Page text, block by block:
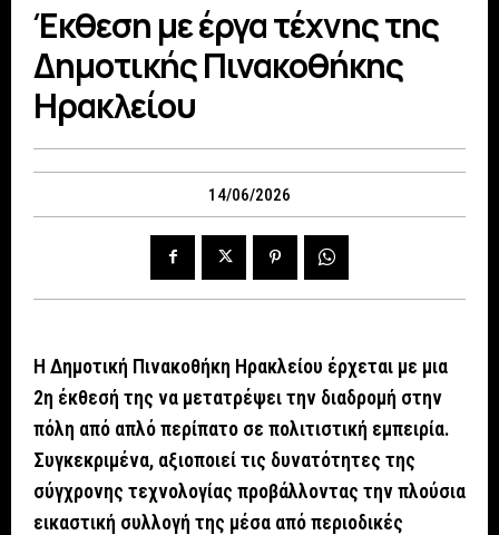
Έκθεση με έργα τέχνης της
Δημοτικής Πινακοθήκης
Ηρακλείου
14/06/2026
Η Δημοτική Πινακοθήκη Ηρακλείου έρχεται με μια
2η έκθεσή της να μετατρέψει την διαδρομή στην
πόλη από απλό περίπατο σε πολιτιστική εμπειρία.
Συγκεκριμένα, αξιοποιεί τις δυνατότητες της
σύγχρονης τεχνολογίας προβάλλοντας την πλούσια
εικαστική συλλογή της μέσα από περιοδικές